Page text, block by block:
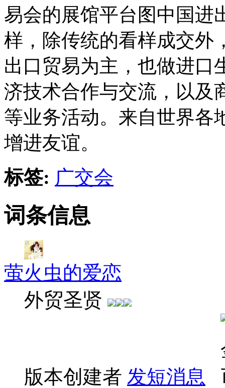
易会的展馆平台图中国进
样，除传统的看样成交外
出口贸易为主，也做进口
济技术合作与交流，以及
等业务活动。来自世界各
增进友谊。
标签: 广交会
词条信息
萤火虫的爱恋
外贸圣贤
版本创建者 发短消息